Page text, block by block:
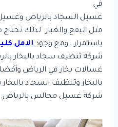
في
غسيل السجاد بالرياض وغسيل
مثل البقع والغبار. لذلك تحتاج
باستمرار ، ومع وجود الامل
شركة تنظيف سجاد بالبخار
غسالات بخار في الرياض
بالبخار وتنظيف السجاد
شركة غسيل مجالس بالرياض.